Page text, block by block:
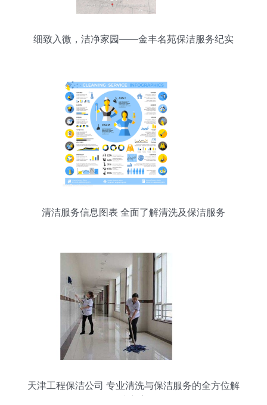
细致入微，洁净家园——金丰名苑保洁服务纪实
清洁服务信息图表 全面了解清洗及保洁服务
天津工程保洁公司 专业清洗与保洁服务的全方位解